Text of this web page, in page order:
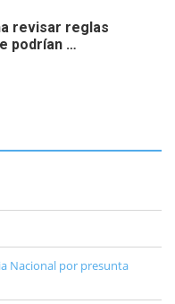
revisar reglas
podrían …
Nacional por presunta